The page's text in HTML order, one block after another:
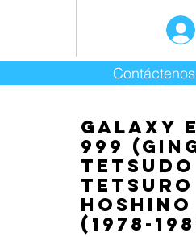
Contáctenos
Galaxy
999
Tetsudo
Tetsuro
Hoshino
(1978-